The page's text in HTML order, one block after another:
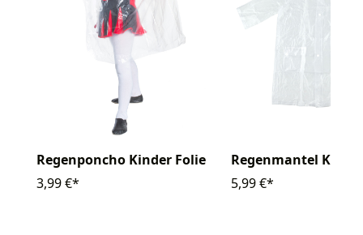
Regenponcho Kinder Folie
3,99 €*
Regenmantel
5,99 €*